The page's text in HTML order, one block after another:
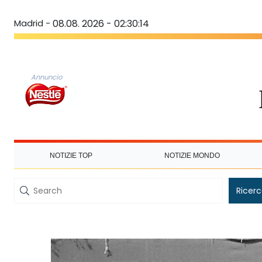
Madrid - 08.08. 2026 - 02:30:14
Annuncio
NOTIZIE TOP NOTIZIE MONDO